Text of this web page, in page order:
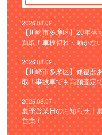
2026.08.09
【川崎市多摩区】20年落
買取！車検切れ・動かな
2026.08.09
【川崎市多摩区】修復歴
取！事故車でも高額査定
2026.08.07
夏季営業日のお知らせ｜
営業！